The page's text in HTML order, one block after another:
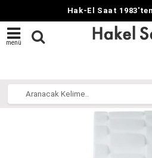
Hak-El Saat
menü